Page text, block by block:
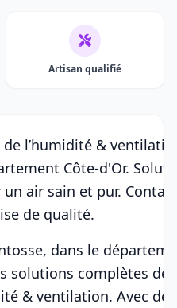
Artisan qualifié
l’humidité &
Côte-d'Or.
air sain et pur.
de qualité.
dans le
solutions complètes de
& ventilation. Avec des